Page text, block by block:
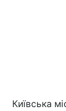
Київська